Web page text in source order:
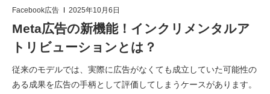
Facebook広告 2025年10月6日
Meta広告の新機能！インクリメンタルア
トリビューションとは？
従来のモデルでは、実際に広告がなくても成立していた可能性の
ある成果を広告の手柄として評価してしまうケースがあります。